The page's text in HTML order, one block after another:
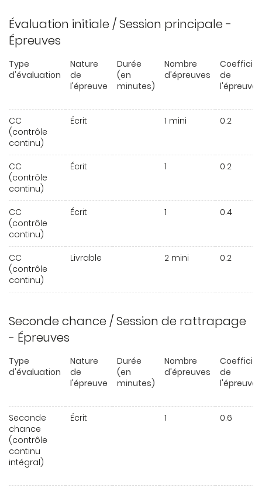
Évaluation initiale / Session principale -
Épreuves
Type
d'évaluation
Nature
de
l'épreuve
Durée
(en
minutes)
Nombre
d'épreuves
de
l'épreuve
CC
(contrôle
continu)
Écrit 1 mini 0.2
CC
(contrôle
continu)
Écrit 1 0.2
CC
(contrôle
continu)
Écrit 1 0.4
CC
(contrôle
continu)
Livrable 2 mini 0.2
Seconde chance / Session de rattrapage
- Épreuves
Type
d'évaluation
Nature
de
l'épreuve
Durée
(en
minutes)
Nombre
d'épreuves
de
l'épreuve
Seconde
chance
(contrôle
continu
intégral)
Écrit 1 0.6